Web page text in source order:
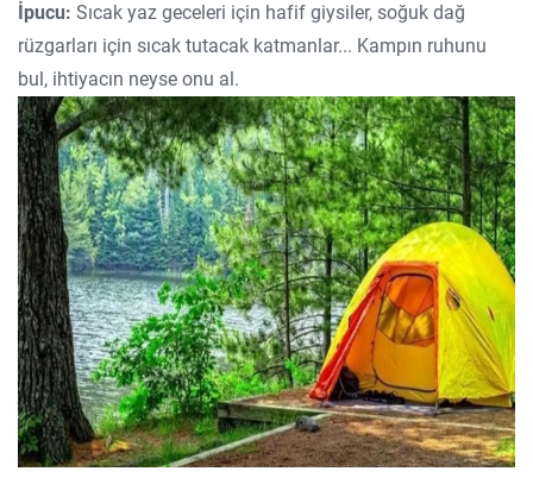
İpucu: Sıcak yaz geceleri için hafif giysiler, soğuk dağ
rüzgarları için sıcak tutacak katmanlar... Kampın ruhunu
bul, ihtiyacın neyse onu al.